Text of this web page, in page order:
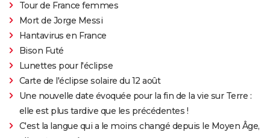
Tour de France femmes
Mort de Jorge Messi
Hantavirus en France
Bison Futé
Lunettes pour l'éclipse
Carte de l'éclipse solaire du 12 août
Une nouvelle date évoquée pour la fin de la vie sur Terre :
elle est plus tardive que les précédentes !
C'est la langue qui a le moins changé depuis le Moyen Âge,